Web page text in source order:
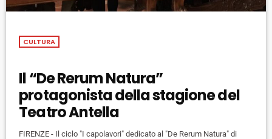
CULTURA
Il “De Rerum Natura”
protagonista della stagione del
Teatro Antella
FIRENZE - Il ciclo "I capolavori" dedicato al "De Rerum Natura" di